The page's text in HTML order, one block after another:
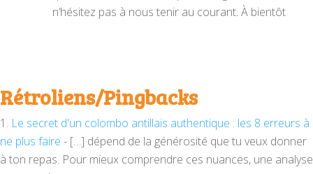
n’hésitez pas à nous tenir au courant. À bientôt
Rétroliens/Pingbacks
Le secret d'un colombo antillais authentique : les 8 erreurs à
ne plus faire - […] dépend de la générosité que tu veux donner
à ton repas. Pour mieux comprendre ces nuances, une analyse